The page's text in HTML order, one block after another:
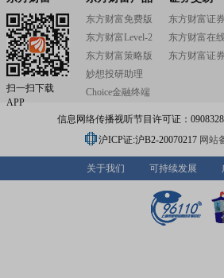
扫一扫下载
APP
东方财富免费版
东方财富Level-2
东方财富策略版
妙想投研助理
Choice金融终端
东方财富证
东方财富在
东方财富证
信息网络传播视听节目许可证：
沪ICP证:沪B2-20070217 网站
关于我们 可持续发展